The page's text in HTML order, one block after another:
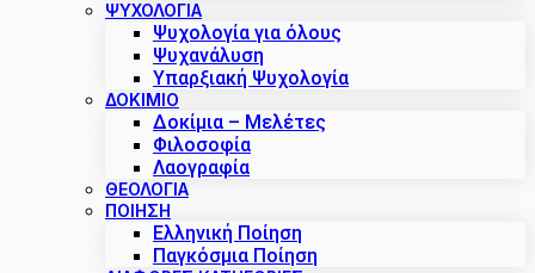
ΨΥΧΟΛΟΓΙΑ
Ψυχολογία για όλους
Ψυχανάλυση
Υπαρξιακή Ψυχολογία
ΔΟΚΊΜΙΟ
Δοκίμια – Μελέτες
Φιλοσοφία
Λαογραφία
ΘΕΟΛΟΓΙΑ
ΠΟΙΗΣΗ
Ελληνική Ποίηση
Παγκόσμια Ποίηση